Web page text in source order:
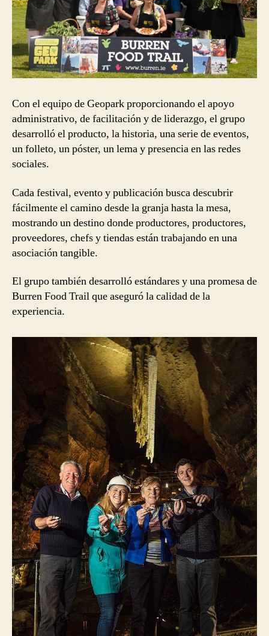
Con el equipo de Geopark proporcionando el apoyo
administrativo, de facilitación y de liderazgo, el grupo
desarrolló el producto, la historia, una serie de eventos,
un folleto, un póster, un lema y presencia en las redes
sociales.
Cada festival, evento y publicación busca descubrir
fácilmente el camino desde la granja hasta la mesa,
mostrando un destino donde productores, productores,
proveedores, chefs y tiendas están trabajando en una
asociación tangible.
El grupo también desarrolló estándares y una promesa de
Burren Food Trail que aseguró la calidad de la
experiencia.